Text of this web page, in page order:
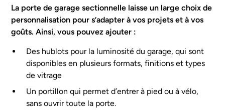
La porte de garage sectionnelle laisse un large choix de
personnalisation pour s’adapter à vos projets et à vos
goûts. Ainsi, vous pouvez ajouter :
Des hublots pour la luminosité du garage, qui sont
disponibles en plusieurs formats, finitions et types
de vitrage
Un portillon qui permet d’entrer à pied ou à vélo,
sans ouvrir toute la porte.